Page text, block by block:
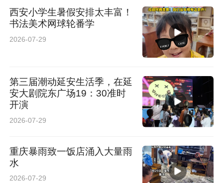
西安小学生暑假安排太丰富！
书法美术网球轮番学
2026-07-29
第三届潮动延安生活季，在延
安大剧院东广场19：30准时
开演
2026-07-29
重庆暴雨致一饭店涌入大量雨
水
2026-07-29